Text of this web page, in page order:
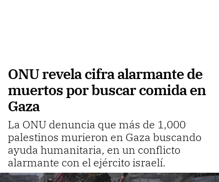
ONU revela cifra alarmante de
muertos por buscar comida en
Gaza
La ONU denuncia que más de 1,000
palestinos murieron en Gaza buscando
ayuda humanitaria, en un conflicto
alarmante con el ejército israelí.